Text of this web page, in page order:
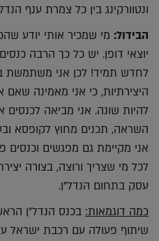
ונטוורקינג בין כל צמרת ענף
הבידול: מי שמכיר אותי יודע
יוצאי דופן. יש כל כך הרבה
לחדש תמיד! לכן אני משתמשת
היצירתיות, כי אני מאמינה
להיות שונה. אני מביאה לכנסים
השראה, תכנים מחוץ לקופסא
אני מקיימת גם מפגשים וכנסים
לכל מי שצריך ורוצה, בצורה
עסק בתחום הנדל"ן.
כמה דוגמאות: בכנס הנדל"ן
שיתוף פעולה עם רכבת ישראל